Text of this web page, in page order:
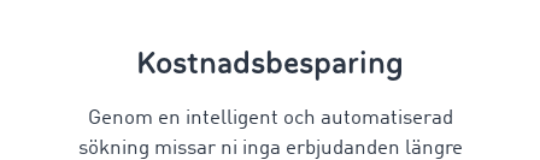
Kostnadsbesparing
Genom en intelligent och automatiserad
sökning missar ni inga erbjudanden längre